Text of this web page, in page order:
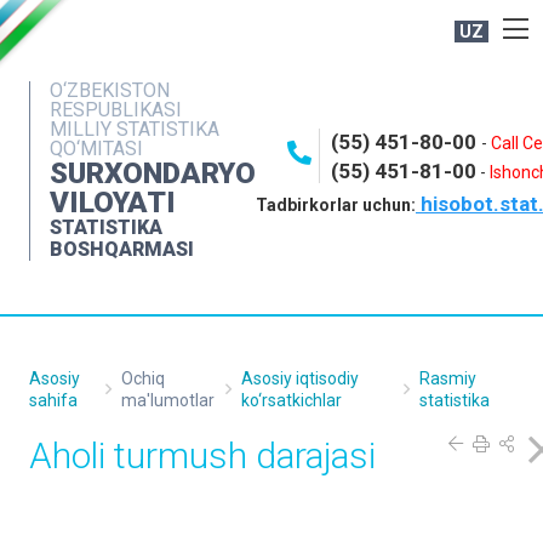
UZ
O‘ZBEKISTON
RESPUBLIKASI
MILLIY STATISTIKA
QO‘MITASI
SURXONDARYO
VILOYATI
STATISTIKA
BOSHQARMASI
(55) 451-80-00 -Call
(55) 451-81-00 -
Tadbirkorlar uchun:
OCHIQ MA'LUMOTLAR
NASHRLAR
INTERAKTIV XIZMATLAR
MATBUOT XIZMATI
Asosiy
sahifa
Ochiq
ma'lumotlar
Asosiy iqtisodiy
ko‘rsatkichlar
Rasmiy
statistika
Aholi turmush darajasi